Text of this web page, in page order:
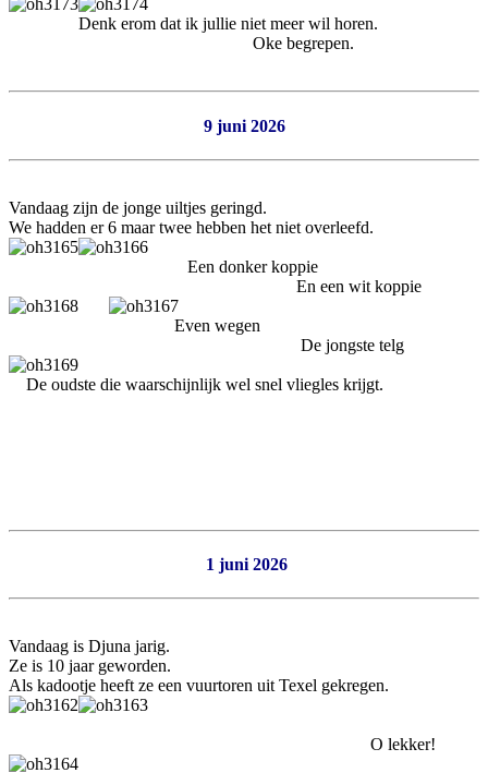
Denk erom dat ik jullie niet meer wil horen.
Oke begrepen.
9 juni 2026
Vandaag zijn de jonge uiltjes geringd.
We hadden er 6 maar twee hebben het niet overleefd.
Een donker koppie
En een wit koppie
Even wegen
De jongste telg
De oudste die waarschijnlijk wel snel vliegles krijgt.
1 juni 2026
Vandaag is Djuna jarig.
Ze is 10 jaar geworden.
Als kadootje heeft ze een vuurtoren uit Texel gekregen.
O lekker!